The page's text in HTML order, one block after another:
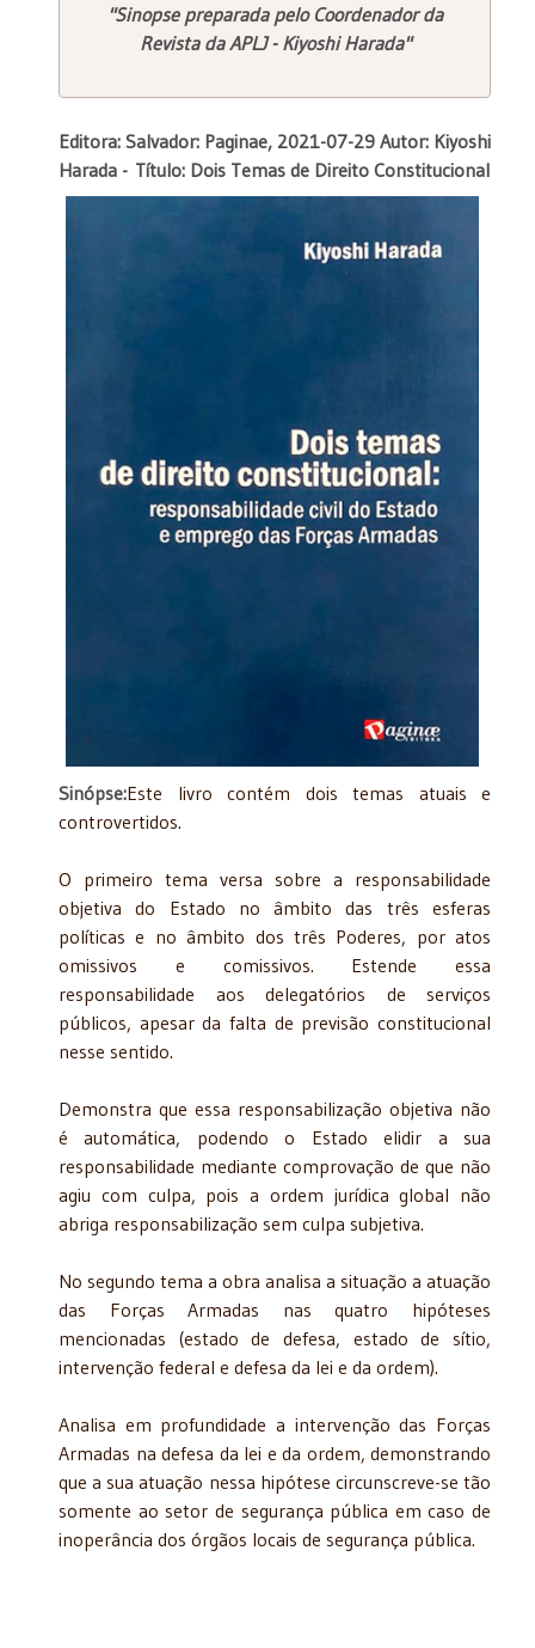
"Sinopse preparada pelo Coordenador da
Revista da APLJ - Kiyoshi Harada"
Editora: Salvador: Paginae, 2021-07-29 Autor: Kiyoshi
Harada - Título: Dois Temas de Direito Constitucional
Sinópse:Este livro contém dois temas atuais e
controvertidos.
O primeiro tema versa sobre a responsabilidade
objetiva do Estado no âmbito das três esferas
políticas e no âmbito dos três Poderes, por atos
omissivos e comissivos. Estende essa
responsabilidade aos delegatórios de serviços
públicos, apesar da falta de previsão constitucional
nesse sentido.
Demonstra que essa responsabilização objetiva não
é automática, podendo o Estado elidir a sua
responsabilidade mediante comprovação de que não
agiu com culpa, pois a ordem jurídica global não
abriga responsabilização sem culpa subjetiva.
No segundo tema a obra analisa a situação a atuação
das Forças Armadas nas quatro hipóteses
mencionadas (estado de defesa, estado de sítio,
intervenção federal e defesa da lei e da ordem).
Analisa em profundidade a intervenção das Forças
Armadas na defesa da lei e da ordem, demonstrando
que a sua atuação nessa hipótese circunscreve-se tão
somente ao setor de segurança pública em caso de
inoperância dos órgãos locais de segurança pública.